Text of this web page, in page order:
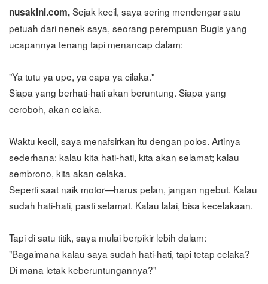
nusakini.com,Sejak kecil, saya sering mendengar satu
petuah dari nenek saya, seorang perempuan Bugis yang
ucapannya tenang tapi menancap dalam:
"Ya tutu ya upe, ya capa ya cilaka."
Siapa yang berhati-hati akan beruntung. Siapa yang
ceroboh, akan celaka.
Waktu kecil, saya menafsirkan itu dengan polos. Artinya
sederhana: kalau kita hati-hati, kita akan selamat; kalau
sembrono, kita akan celaka.
Seperti saat naik motor—harus pelan, jangan ngebut. Kalau
sudah hati-hati, pasti selamat. Kalau lalai, bisa kecelakaan.
Tapi di satu titik, saya mulai berpikir lebih dalam:
"Bagaimana kalau saya sudah hati-hati, tapi tetap celaka?
Di mana letak keberuntungannya?"